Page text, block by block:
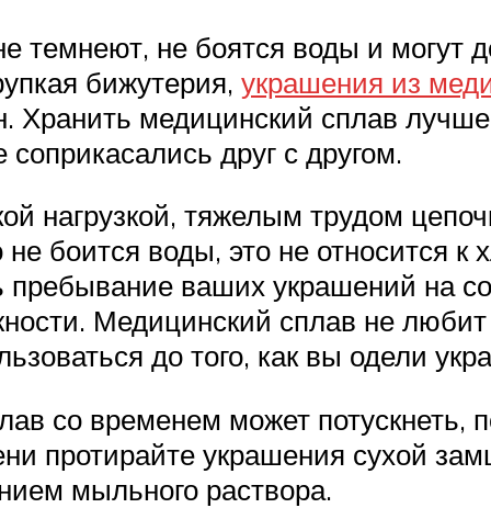
темнеют, не боятся воды и могут
бижутерия, украшения из
медицинский сплав лучше
друг с другом.
нагрузкой, тяжелым трудом
боится воды, это не относится к
ваших украшений на
Медицинский сплав не
до того, как вы одели
со временем может потускнеть,
протирайте украшения сухой
мыльного раствора.